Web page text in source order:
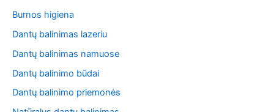
f
r
:
Burnos higiena
Dantų balinimas lazeriu
Dantų balinimas namuose
Dantų balinimo būdai
Dantų balinimo priemonės